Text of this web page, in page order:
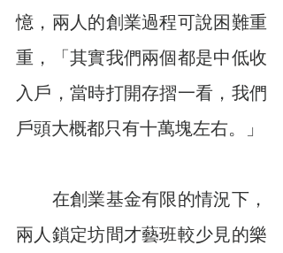
憶，兩人的創業過程可說困難重
重，「其實我們兩個都是中低收
入戶，當時打開存摺一看，我們
戶頭大概都只有十萬塊左右。」
在創業基金有限的情況下，
兩人鎖定坊間才藝班較少見的樂